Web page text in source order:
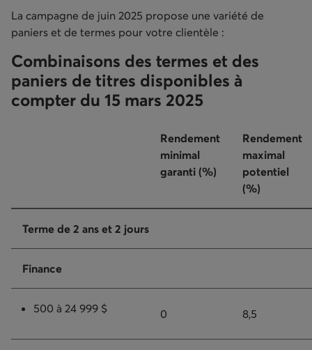
La campagne de juin 2025 propose une variété de
paniers et de termes pour votre clientèle :
Combinaisons des termes et des
paniers de titres disponibles à
compter du 15 mars 2025
Rendement
minimal
garanti (%)
Rendement
maximal
potentiel
(%)
Terme de 2 ans et 2 jours
Finance
500 à 24 999 $ 0 8,5